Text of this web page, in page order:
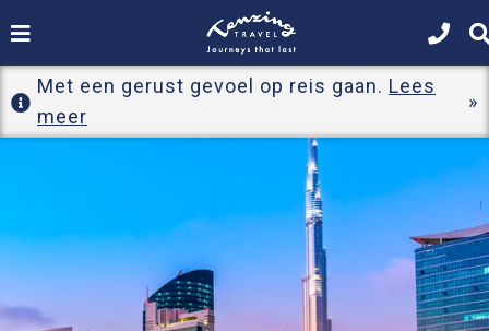
Met een gerust gevoel op reis gaan. Lees
meer